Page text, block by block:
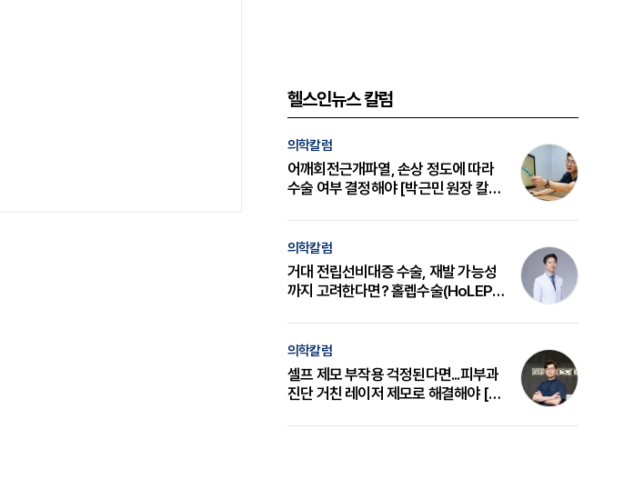
헬스인뉴스 칼럼
의학칼럼
어깨회전근개파열, 손상 정도에 따라
수술 여부 결정해야 [박근민 원장 칼
의학칼럼
거대 전립선비대증 수술, 재발 가능성
까지 고려한다면? 홀렙수술(HoLEP)
의학칼럼
셀프 제모 부작용 걱정된다면...피부과
진단 거친 레이저 제모로 해결해야 [변